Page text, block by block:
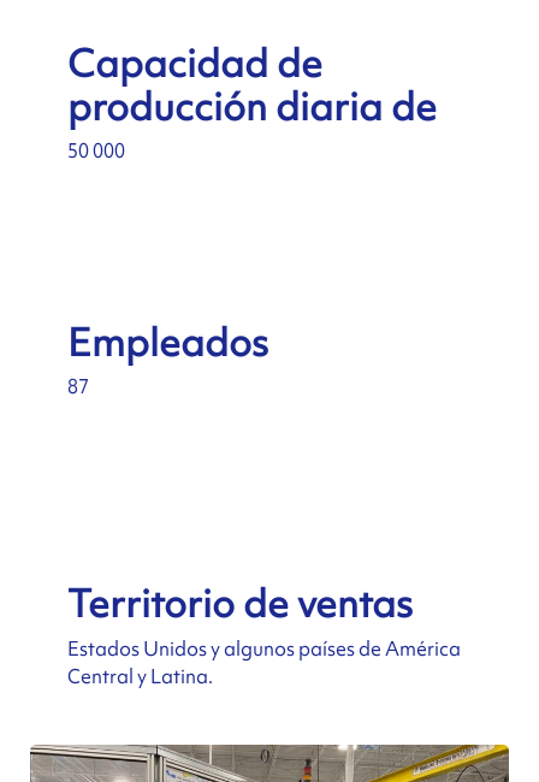
Capacidad de
producción diaria de
50 000
Empleados
87
Territorio de ventas
Estados Unidos y algunos países de América
Central y Latina.